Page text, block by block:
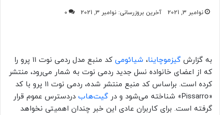
نوامبر 3, 2021 آخرین بروزرسانی: نوامبر 3, 2021 0
به گزارش گیزموچاینا، شیائومی
کد منبع مدل ردمی نوت ۱۱ پرو را
که از اعضای خانواده نسل جدید ردمی نوت به شمار می‌رود، منتشر
کرده است. براساس کد منبع منتشر شده، ردمی نوت ۱۱ پرو با کد
«Pissarro» شناخته می‌شود و در
گیت‌هاب دردسترس عموم قرار
گرفته است. برای کاربران عادی این خبر چندان اهمیتی نخواهد